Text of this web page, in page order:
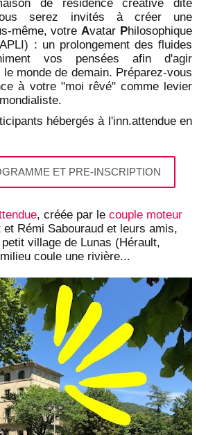
de résidence créative dite
serez invités à créer une
même, votre Avatar Philosophique
: un prolongement des fluides
vos pensées afin d'agir
monde de demain. Préparez-vous
à votre "moi rêvé" comme levier
hébergés à l'inn.attendue en
ET PRE-INSCRIPTION
, créée par le couple moteur
et Rémi Sabouraud et leurs amis,
village de Lunas (Hérault,
coule une rivière...